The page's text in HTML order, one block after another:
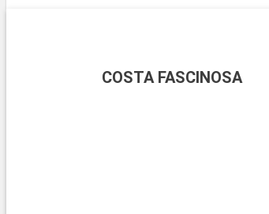
qualité comme le MUCEM, le musée des
COSTA FASCINOSA